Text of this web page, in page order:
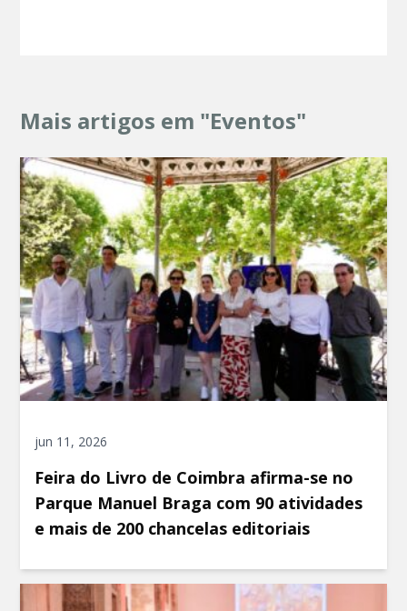
Mais artigos em "Eventos"
jun 11, 2026
Feira do Livro de Coimbra afirma-se no
Parque Manuel Braga com 90 atividades
e mais de 200 chancelas editoriais